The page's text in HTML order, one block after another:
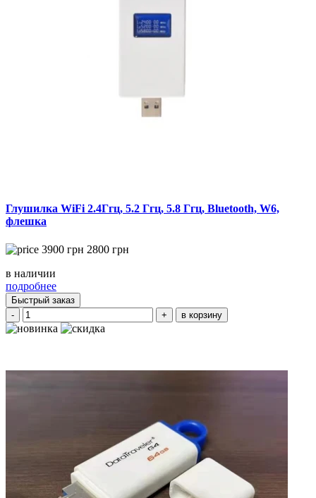
Глушилка WiFi 2.4Ггц, 5.2 Ггц, 5.8 Ггц, Bluetooth, W6,
флешка
3900 грн 2800 грн
в наличии
подробнее
Быстрый заказ
-
+ в корзину